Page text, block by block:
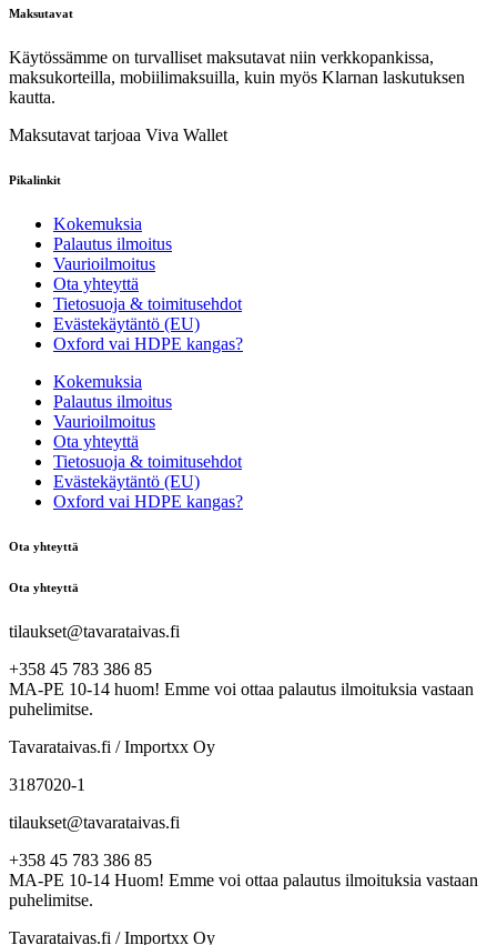
Maksutavat
Käytössämme on turvalliset maksutavat niin verkkopankissa,
maksukorteilla, mobiilimaksuilla, kuin myös Klarnan laskutuksen
kautta.
Maksutavat tarjoaa Viva Wallet
Pikalinkit
Kokemuksia
Palautus ilmoitus
Vaurioilmoitus
Ota yhteyttä
Tietosuoja & toimitusehdot
Evästekäytäntö (EU)
Oxford vai HDPE kangas?
Kokemuksia
Palautus ilmoitus
Vaurioilmoitus
Ota yhteyttä
Tietosuoja & toimitusehdot
Evästekäytäntö (EU)
Oxford vai HDPE kangas?
Ota yhteyttä
Ota yhteyttä
tilaukset@tavarataivas.fi
+358 45 783 386 85
MA-PE 10-14 huom! Emme voi ottaa palautus ilmoituksia vastaan
puhelimitse.
Tavarataivas.fi / Importxx Oy
3187020-1
tilaukset@tavarataivas.fi
+358 45 783 386 85
MA-PE 10-14 Huom! Emme voi ottaa palautus ilmoituksia vastaan
puhelimitse.
Tavarataivas.fi / Importxx Oy